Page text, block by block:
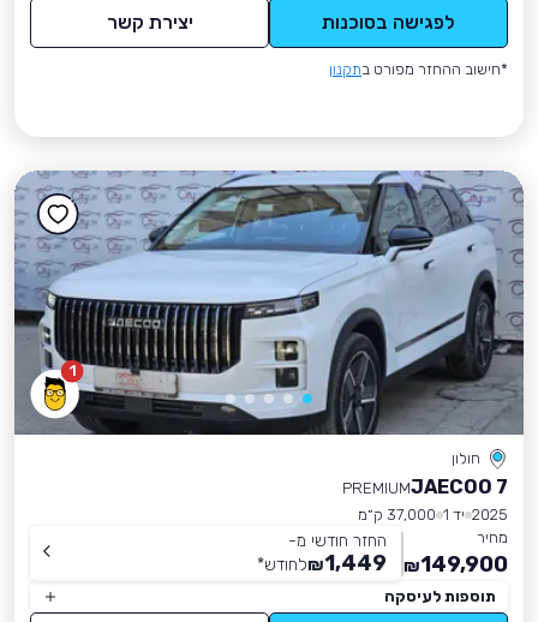
לפגישה בסוכנות יצירת קשר
*חישוב ההחזר מפורט בתקנון
1
חולון
JAECOO 7
PREMIUM
2025 יד 1
37,000 ק״מ
מחיר
149,900
₪
החזר חודשי מ-
1,449
₪לחודש*
תוספות לעיסקה